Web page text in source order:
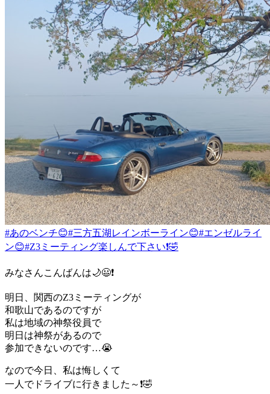
#あのベンチ😊#三方五湖レインボーライン😊#エンゼルライ
ン😊#Z3ミーティング楽しんで下さい❗️🤣
みなさんこんばんは🌙😃❗
明日、関西のZ3ミーティングが
和歌山であるのですが
私は地域の神祭役員で
明日は神祭があるので
参加できないのです…😭
なので今日、私は悔しくて
一人でドライブに行きました～❗🤣